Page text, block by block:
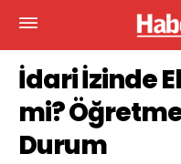
İdari İzinde
mi?
Durum